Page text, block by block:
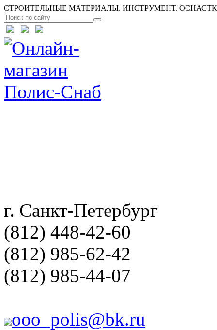
СТРОИТЕЛЬНЫЕ МАТЕРИАЛЫ. ИНСТРУМЕНТ.
г. Санкт-Петербург
(812) 448-42-60
(812) 985-62-42
(812) 985-44-07
ooo_polis@bk.ru